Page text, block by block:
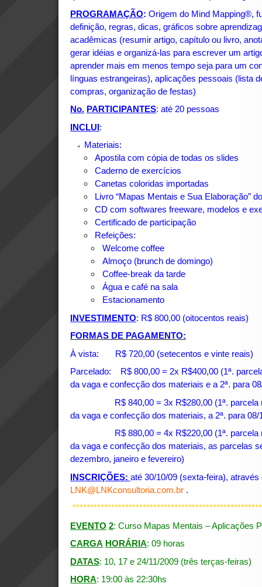
PROGRAMAÇÃO: Origem do Mind Mapping®,
definição, regras, dicas, gráficos sobre
acadêmicas (resumir artigo, capítulo ou livro,
gerar idéias e organizá-las para escrever um
aprender mais em menos tempo seja para um
línguas estrangeiras), aplicações pessoais (lista
compras, organização de festas)
No. PARTICIPANTES: até 20 pessoas
INCLUI:
Materiais:
Apostila com cópia de todas os slides
Caderno de exercícios
Canetas coloridas importadas
Livro “Mapas Mentais e Sua Elaboração”
CD com softwares freeware, modelos e
Certificado de participação
Refeições:
Welcome coffee
Almoço (brunch de domingo)
Coffee-break da tarde
Água e café na sala
Estacionamento
INVESTIMENTO: R$ 800,00 (oitocentos reais)
FORMAS DE PAGAMENTO:
À vista: R$ 720,00 (setecentos e vinte reais)
Parcelado: R$ 800,00 = 2x R$400,00 (1ª.
da vaga e confecção dos materiais e a 2ª. para
R$ 840,00 = 3x R$280,00 (1ª. parcela na
da vaga e confecção dos materiais, a 2ª. para 08/
R$ 880,00 = 4x R$220,00 (1ª. parcela na
da vaga e confecção dos materiais, as parcelas
dezembro, janeiro e fevereiro)
INSCRIÇÕES: até 30/10/09 (sexta-feira), através
LNK@LNKconsultoria.com.br .
******************************************************
EVENTO 2: Curso Mapas Mentais – Aplicações
CARGA HORÁRIA: 09 horas
DATAS: 10, 17 e 24/11/2009 (três terças-feiras)
HORA: 19:00 às 22:30hs